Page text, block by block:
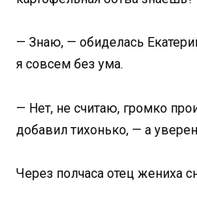
— Знаю, — обиделась
я совсем без ума.
— Нет, не считаю, громко
добавил тихонько, — а
Через полчаса отец жениха